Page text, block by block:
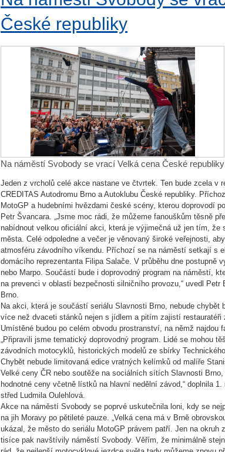
České republiky
Na náměstí Svobody se vrací Velká cena České republiky
Jeden z vrcholů celé akce nastane ve čtvrtek. Ten bude zcela v
CREDITAS Autodromu Brno a Autoklubu České republiky.
MotoGP a hudebními hvězdami české scény, kterou doprovodí
Petr Švancara. „Jsme moc rádi, že můžeme fanouškům těsně
nabídnout velkou oficiální akci, která je výjimečná už jen tím, že
města. Celé odpoledne a večer je věnovaný široké veřejnosti,
atmosféru závodního víkendu. Příchozí se na náměstí setkají s
domácího reprezentanta Filipa Salače. V průběhu dne postupně
nebo Marpo. Součástí bude i doprovodný program na náměstí,
na prevenci v oblasti bezpečnosti silničního provozu,“ uvedl Petr
Brno.
Na akci, která je součástí seriálu Slavnosti Brno, nebude chybět
více než dvaceti stánků nejen s jídlem a pitím zajistí restauratéři
Umístěné budou po celém obvodu prostranství, na němž najdou
„Připravili jsme tematický doprovodný program. Lidé se mohou
závodních motocyklů, historických modelů ze sbírky
Chybět nebude limitovaná edice vratných kelímků od malíře
Velké ceny ČR nebo soutěže na sociálních sítích Slavnosti
hodnotné ceny včetně lístků na hlavní nedělní závod,“ doplnila
střed Ludmila Oulehlová.
Akce na náměstí Svobody se poprvé uskutečnila loni, kdy se
na jih Moravy po pětileté pauze. „Velká cena má v Brně
ukázal, že město do seriálu MotoGP právem patří. Jen na
tisíce pak navštívily náměstí Svobody. Věřím, že minimálně